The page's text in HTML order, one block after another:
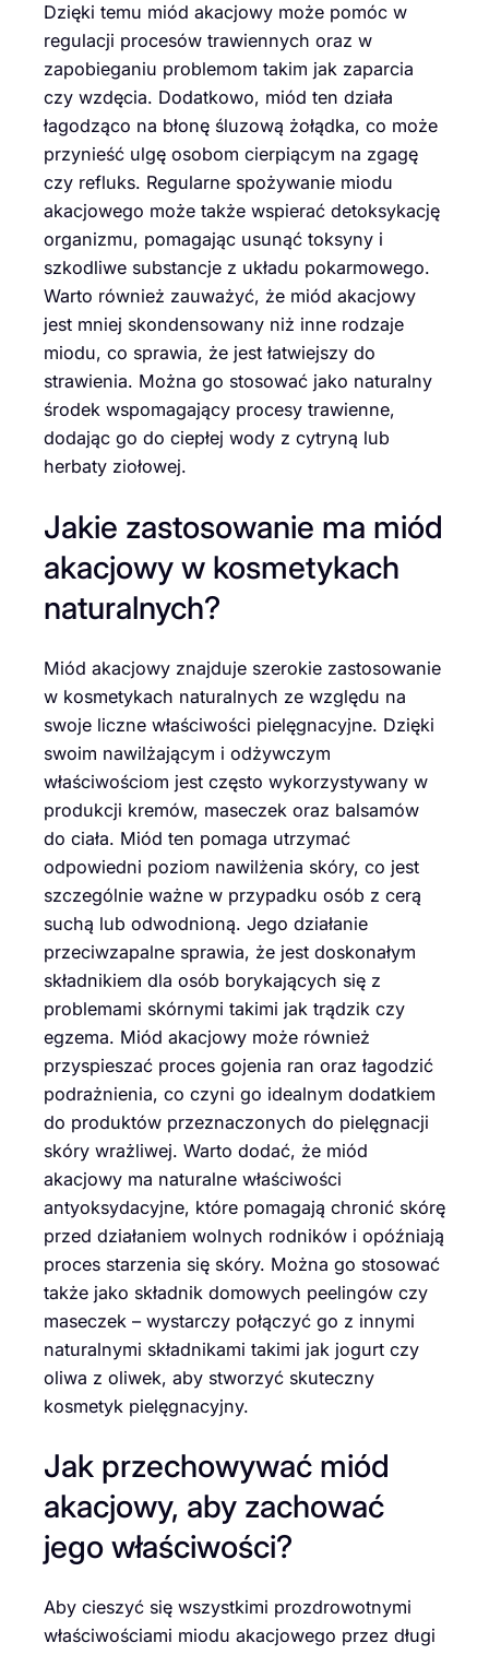
Dzięki temu miód akacjowy może pomóc w
regulacji procesów trawiennych oraz w
zapobieganiu problemom takim jak zaparcia
czy wzdęcia. Dodatkowo, miód ten działa
łagodząco na błonę śluzową żołądka, co może
przynieść ulgę osobom cierpiącym na zgagę
czy refluks. Regularne spożywanie miodu
akacjowego może także wspierać detoksykację
organizmu, pomagając usunąć toksyny i
szkodliwe substancje z układu pokarmowego.
Warto również zauważyć, że miód akacjowy
jest mniej skondensowany niż inne rodzaje
miodu, co sprawia, że jest łatwiejszy do
strawienia. Można go stosować jako naturalny
środek wspomagający procesy trawienne,
dodając go do ciepłej wody z cytryną lub
herbaty ziołowej.
Jakie zastosowanie ma miód
akacjowy w kosmetykach
naturalnych?
Miód akacjowy znajduje szerokie zastosowanie
w kosmetykach naturalnych ze względu na
swoje liczne właściwości pielęgnacyjne. Dzięki
swoim nawilżającym i odżywczym
właściwościom jest często wykorzystywany w
produkcji kremów, maseczek oraz balsamów
do ciała. Miód ten pomaga utrzymać
odpowiedni poziom nawilżenia skóry, co jest
szczególnie ważne w przypadku osób z cerą
suchą lub odwodnioną. Jego działanie
przeciwzapalne sprawia, że jest doskonałym
składnikiem dla osób borykających się z
problemami skórnymi takimi jak trądzik czy
egzema. Miód akacjowy może również
przyspieszać proces gojenia ran oraz łagodzić
podrażnienia, co czyni go idealnym dodatkiem
do produktów przeznaczonych do pielęgnacji
skóry wrażliwej. Warto dodać, że miód
akacjowy ma naturalne właściwości
antyoksydacyjne, które pomagają chronić skórę
przed działaniem wolnych rodników i opóźniają
proces starzenia się skóry. Można go stosować
także jako składnik domowych peelingów czy
maseczek – wystarczy połączyć go z innymi
naturalnymi składnikami takimi jak jogurt czy
oliwa z oliwek, aby stworzyć skuteczny
kosmetyk pielęgnacyjny.
Jak przechowywać miód
akacjowy, aby zachować
jego właściwości?
Aby cieszyć się wszystkimi prozdrowotnymi
właściwościami miodu akacjowego przez długi